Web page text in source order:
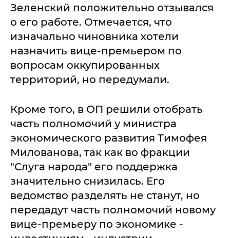
Зеленский положительно отзывался
о его работе. Отмечается, что
изначально чиновника хотели
назначить вице-премьером по
вопросам оккупированных
территорий, но передумали.
Кроме того, в ОП решили отобрать
часть полномочий у министра
экономического развития Тимофея
Милованова, так как во фракции
"Слуга народа" его поддержка
значительно снизилась. Его
ведомство разделять не станут, но
передадут часть полномочий новому
вице-премьеру по экономике -